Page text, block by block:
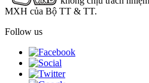
MXH của Bộ TT & TT.
Follow us